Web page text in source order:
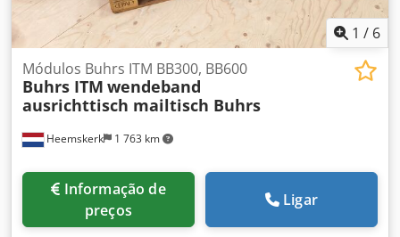
1 / 6
Heemskerk 1 763 km
Módulos Buhrs ITM BB300, BB600
Buhrs ITM wendeband
ausrichttisch mailtisch Buhrs
preços
Ligar